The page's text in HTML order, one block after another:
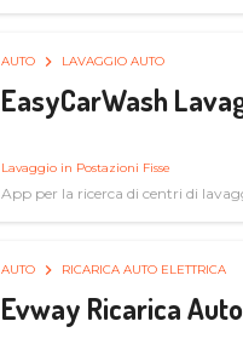
AUTO LAVAGGIO AUTO
EasyCarWash
Lavaggio in Postazioni Fisse
App per la ricerca di centri di
AUTO RICARICA AUTO ELETTRICA
Evway Ricarica